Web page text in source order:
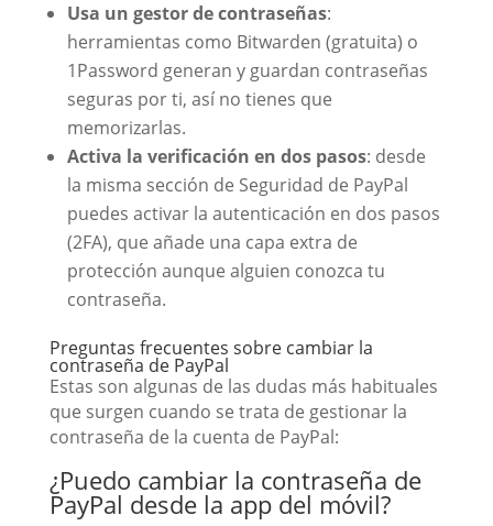
Usa un gestor de contraseñas:
herramientas como Bitwarden (gratuita) o
1Password generan y guardan contraseñas
seguras por ti, así no tienes que
memorizarlas.
Activa la verificación en dos pasos: desde
la misma sección de Seguridad de PayPal
puedes activar la autenticación en dos pasos
(2FA), que añade una capa extra de
protección aunque alguien conozca tu
contraseña.
Preguntas frecuentes sobre cambiar la
contraseña de PayPal
Estas son algunas de las dudas más habituales
que surgen cuando se trata de gestionar la
contraseña de la cuenta de PayPal:
¿Puedo cambiar la contraseña de
PayPal desde la app del móvil?